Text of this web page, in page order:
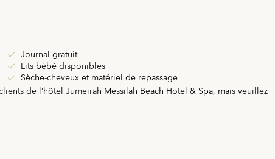
Journal gratuit
Lits bébé disponibles
Sèche-cheveux et matériel de repassage
de l’hôtel Jumeirah Messilah Beach Hotel & Spa, mais veuillez